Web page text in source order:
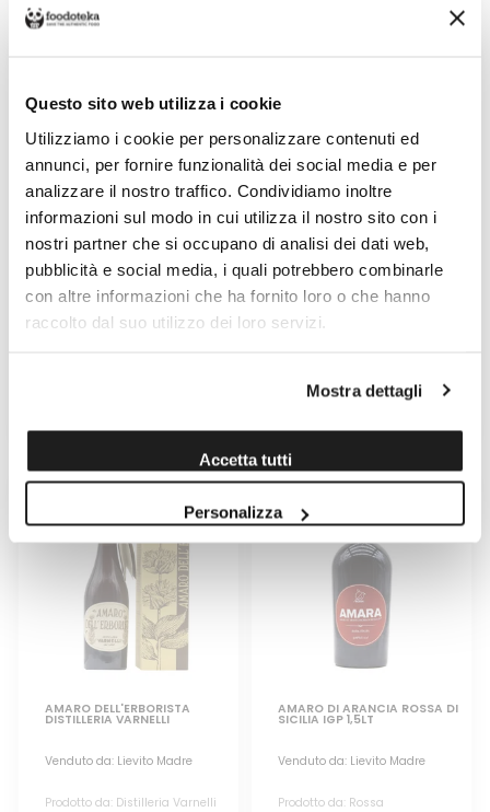
Questo sito web utilizza i cookie
Utilizziamo i cookie per personalizzare contenuti ed
annunci, per fornire funzionalità dei social media e per
analizzare il nostro traffico. Condividiamo inoltre
informazioni sul modo in cui utilizza il nostro sito con i
nostri partner che si occupano di analisi dei dati web,
pubblicità e social media, i quali potrebbero combinarle
con altre informazioni che ha fornito loro o che hanno
raccolto dal suo utilizzo dei loro servizi.
Mostra dettagli
Accetta tutti
Personalizza
ALTOGRADO CATARRATTO
2015 BARRACO
Venduto da: Lievito Madre
ALTOMARE BARRACO
Venduto da: Lievito Madre
AMARO DELL'ERBORISTA
DISTILLERIA VARNELLI
Venduto da: Lievito Madre
Prodotto da: Distilleria Varnelli
AMARO DI ARANCIA ROSSA DI
SICILIA IGP 1,5LT
Venduto da: Lievito Madre
Prodotto da: Rossa